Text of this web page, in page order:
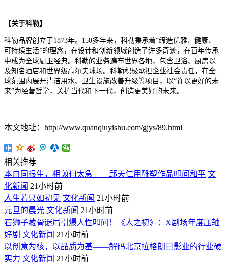
【关于科勒】
科勒品牌创立于1873年。150多年来，科勒秉承着“缔造优雅、健康、
可持续生活”的理念，在设计和创新领域创造了许多奇迹，在百年传承
中成为全球厨卫经典。科勒的业务遍布世界各地，包含卫浴、厨房以
及知名酒店和世界级高尔夫球场。科勒积极承担企业社会责任，在全
球范围内展开清洁用水、卫生设施改善升级等项目，以“许以更好的未
来”为经营哲学，关护当代和下一代，创造更美好的未来。
本文地址：http://www.quanqiuyishu.com/gjys/89.html
相关推荐
本自同根生，相煎何太急——邱天仁用雕塑作品叩问和平 文
化新闻 21小时前
人生若只如初见 文化新闻 21小时前
元旦的晨光 文化新闻 21小时前
石狮子藏骨谜局引爆人性叩问！《人之初》：X剧场年度压轴
好剧 文化新闻 21小时前
以创意为核，以品质为基——解码北京拉格朗日影业的行业硬
实力 文化新闻 21小时前